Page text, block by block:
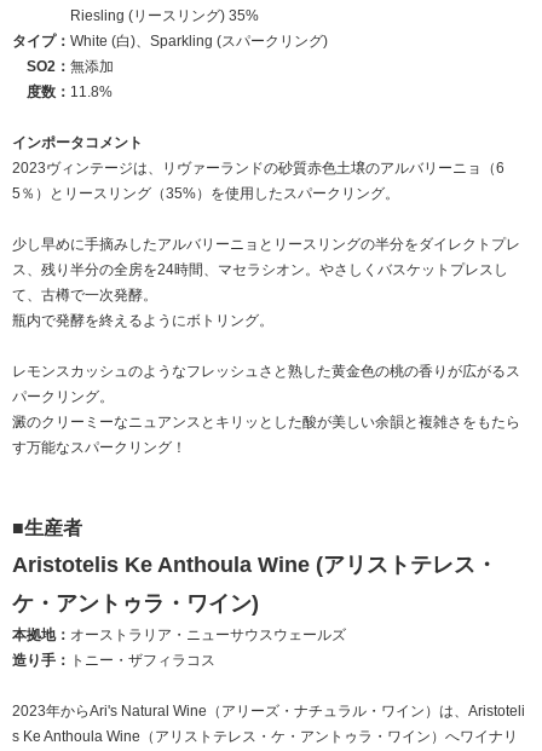
Riesling (リースリング) 35%
タイプ： White (白)、Sparkling (スパークリング)
SO2： 無添加
度数： 11.8%
インポータコメント
2023ヴィンテージは、リヴァーランドの砂質赤色土壌のアルバリーニョ（6
5％）とリースリング（35%）を使用したスパークリング。
少し早めに手摘みしたアルバリーニョとリースリングの半分をダイレクトプレ
ス、残り半分の全房を24時間、マセラシオン。やさしくバスケットプレスし
て、古樽で一次発酵。
瓶内で発酵を終えるようにボトリング。
レモンスカッシュのようなフレッシュさと熟した黄金色の桃の香りが広がるス
パークリング。
澱のクリーミーなニュアンスとキリッとした酸が美しい余韻と複雑さをもたら
す万能なスパークリング！
■生産者
Aristotelis Ke Anthoula Wine (アリストテレス・
ケ・アントゥラ・ワイン)
本拠地： オーストラリア・ニューサウスウェールズ
造り手： トニー・ザフィラコス
2023年からAri's Natural Wine（アリーズ・ナチュラル・ワイン）は、Aristoteli
s Ke Anthoula Wine（アリストテレス・ケ・アントゥラ・ワイン）へワイナリ